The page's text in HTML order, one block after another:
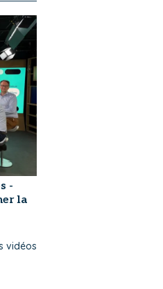
-
la
vidéos